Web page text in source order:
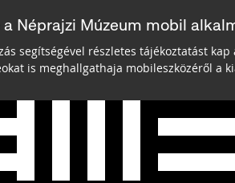
a Néprajzi Múzeum mobil
segítségével részletes tájékoztatást
is meghallgathaja mobileszközéről a